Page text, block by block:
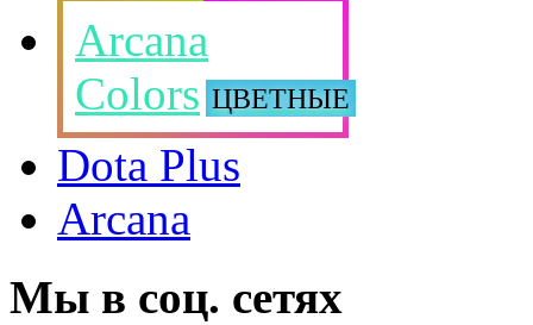
Arcana
Colors ЦВЕТНЫЕ
Dota Plus
Arcana
Мы в соц. сетях